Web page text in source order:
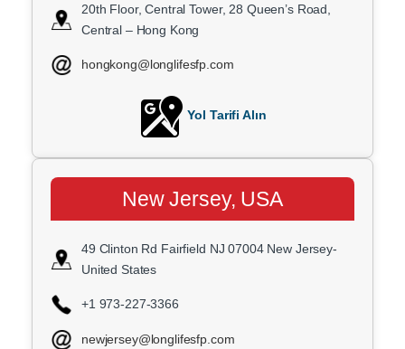
20th Floor, Central Tower, 28 Queen’s Road,
Central – Hong Kong
hongkong@longlifesfp.com
Yol Tarifi Alın
New Jersey, USA
49 Clinton Rd Fairfield NJ 07004 New Jersey-
United States
+1 973-227-3366
newjersey@longlifesfp.com